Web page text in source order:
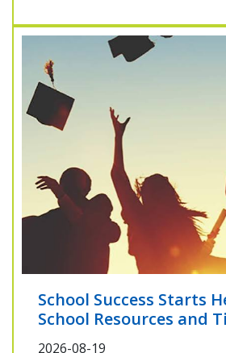
School Success Starts
School Resources and
2026-08-19